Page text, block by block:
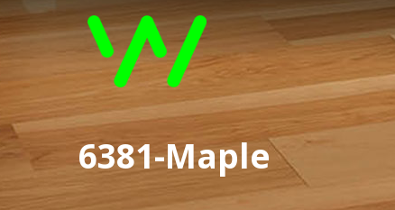
6381-Maple